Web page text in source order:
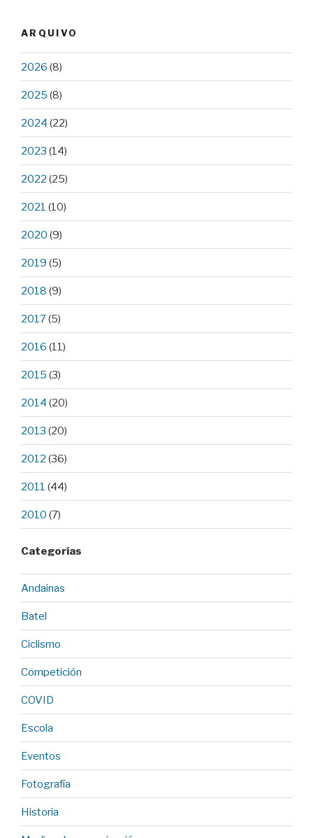
ARQUIVO
2026 (8)
2025 (8)
2024 (22)
2023 (14)
2022 (25)
2021 (10)
2020 (9)
2019 (5)
2018 (9)
2017(5)
2016 (11)
2015 (3)
2014 (20)
2013 (20)
2012 (36)
2011 (44)
2010 (7)
Categorías
Andainas
Batel
Ciclismo
Competición
COVID
Escola
Eventos
Fotografía
Historia